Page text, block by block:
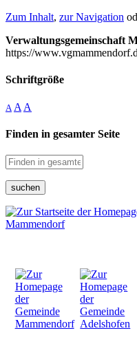
Zum Inhalt, zur Navigation
Verwaltungsgemeinschaft
https://
Schriftgröße
A A A
Finden in gesamter Seite
suchen